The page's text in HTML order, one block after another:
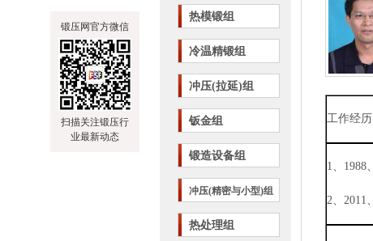
热模锻组
冷温精锻组
冲压(拉延)组
钣金组
锻造设备组
冲压(精密与小型)组
热处理组
工作经历
1、 1988、
2、2011、
锻压网官方微信
扫描关注锻压行
业最新动态